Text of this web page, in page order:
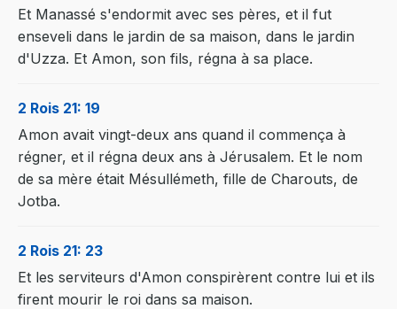
Et Manassé s'endormit avec ses pères, et il fut
enseveli dans le jardin de sa maison, dans le jardin
d'Uzza. Et Amon, son fils, régna à sa place.
2 Rois 21: 19
Amon avait vingt-deux ans quand il commença à
régner, et il régna deux ans à Jérusalem. Et le nom
de sa mère était Mésullémeth, fille de Charouts, de
Jotba.
2 Rois 21: 23
Et les serviteurs d'Amon conspirèrent contre lui et ils
firent mourir le roi dans sa maison.